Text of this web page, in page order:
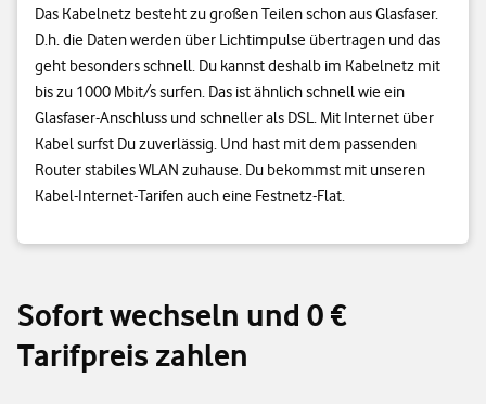
Das Kabelnetz besteht zu großen Teilen schon aus Glasfaser.
D.h. die Daten werden über Lichtimpulse übertragen und das
geht besonders schnell. Du kannst deshalb im Kabelnetz mit
bis zu 1000 Mbit/s surfen. Das ist ähnlich schnell wie ein
Glasfaser-Anschluss und schneller als DSL. Mit Internet über
Kabel surfst Du zuverlässig. Und hast mit dem passenden
Router stabiles WLAN zuhause. Du bekommst mit unseren
Kabel-Internet-Tarifen auch eine Festnetz-Flat.
Sofort wechseln und 0 €
Tarifpreis zahlen